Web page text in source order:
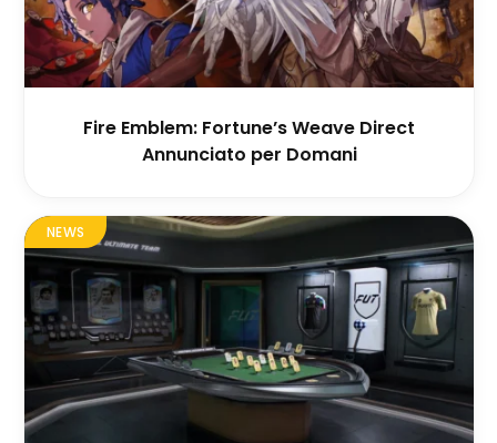
Fire Emblem: Fortune’s Weave Direct
Annunciato per Domani
NEWS